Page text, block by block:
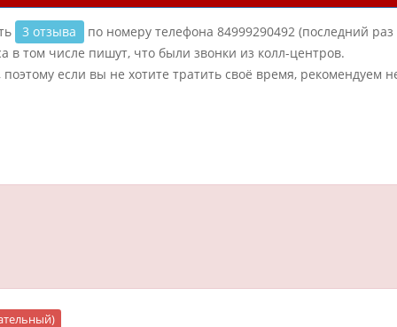
3 отзыва
по номеру телефона 84999290492 (последний раз
в том числе пишут, что были звонки из колл-центров.
если вы не хотите тратить своё время, рекомендуем